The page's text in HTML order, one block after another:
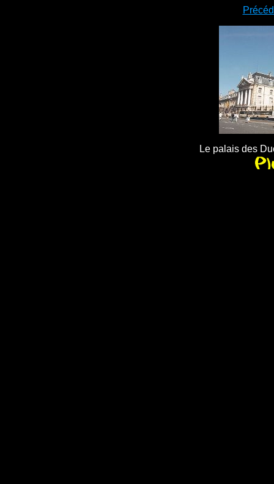
Le palais des